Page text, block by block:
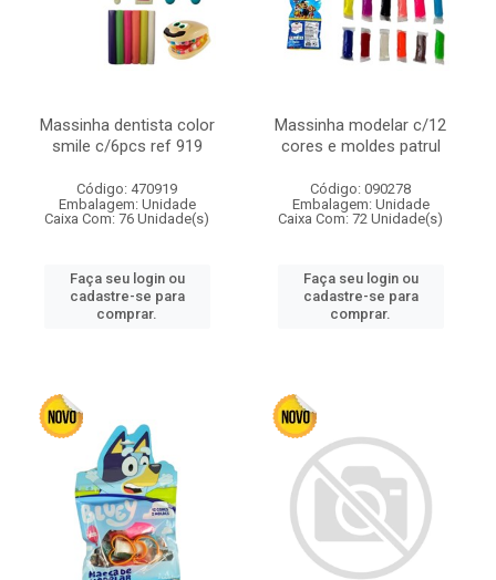
Massinha dentista color
smile c/6pcs ref 919
Código: 470919
Embalagem: Unidade
Caixa Com: 76 Unidade(s)
Faça seu login ou
cadastre-se para
comprar.
Massinha modelar c/12
cores e moldes patrul
Código: 090278
Embalagem: Unidade
Caixa Com: 72 Unidade(s)
Faça seu login ou
cadastre-se para
comprar.